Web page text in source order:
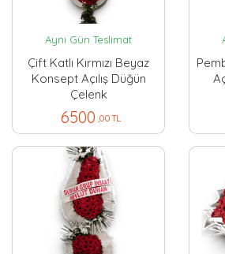
Aynı Gün Teslimat
Çift Katlı Kırmızı Beyaz
Konsept Açılış Düğün
Çelenk
6500 ,00 TL